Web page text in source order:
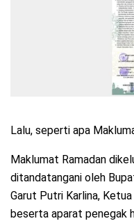
Lalu, seperti apa
Maklumat Ramadan
ditandatangani oleh
Garut Putri Karlina,
beserta aparat penegak